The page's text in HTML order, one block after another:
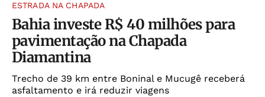
ESTRADA NA CHAPADA
Bahia investe R$ 40 milhões para
pavimentação na Chapada
Diamantina
Trecho de 39 km entre Boninal e Mucugê receberá
asfaltamento e irá reduzir viagens